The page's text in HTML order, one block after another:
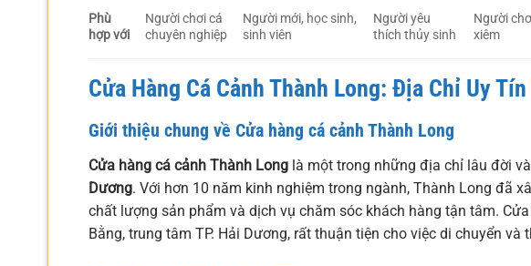
Phù
hợp với
Người chơi cá
chuyên nghiệp
Người mới, học sinh,
sinh viên
Người yêu
thích thủy sinh
Người
xiêm
Cửa Hàng Cá Cảnh Thành Long: Địa Chỉ Uy
Giới thiệu chung về Cửa hàng cá cảnh Thành Long
Cửa hàng cá cảnh Thành Long là một trong những địa chỉ lâu đời
Dương. Với hơn 10 năm kinh nghiệm trong ngành, Thành Long đã
chất lượng sản phẩm và dịch vụ chăm sóc khách hàng tận tâm.
Bằng, trung tâm TP. Hải Dương, rất thuận tiện cho việc di chuyển và